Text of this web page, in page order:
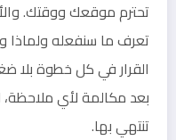
تحترم موقعك ووقتك.
تعرف ما سنفعله ولماذا
القرار في كل خطوة بلا
بعد مكالمة لأي ملاحظة،
تنتهي بها.